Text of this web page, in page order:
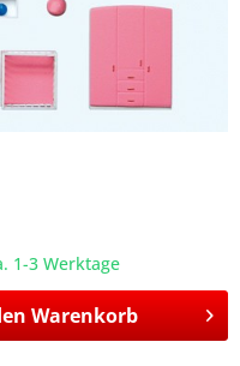
1-3 Werktage
Warenkorb